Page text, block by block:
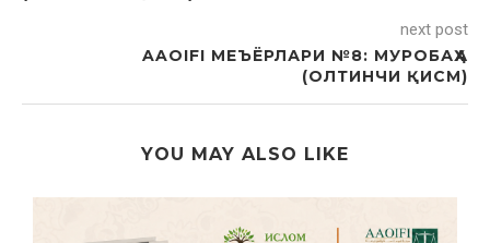
next post
AAOIFI МЕЪЁРЛАРИ №8: МУРОБАҲА
(ОЛТИНЧИ ҚИСМ)
YOU MAY ALSO LIKE